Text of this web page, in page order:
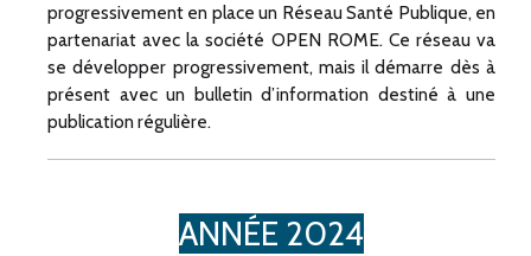
progressivement en place un Réseau Santé Publique, en
partenariat avec la société OPEN ROME. Ce réseau va
se développer progressivement, mais il démarre dès à
présent avec un bulletin d’information destiné à une
publication régulière.
ANNÉE 2024